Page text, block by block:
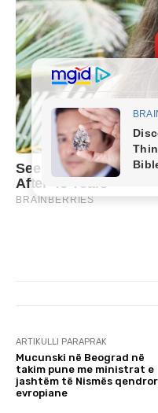
ARTIKULLI PARAPRAK
Mucunski në Beograd në
takim pune me ministrat e
jashtëm të Nismës
evropiane